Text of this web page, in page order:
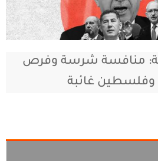
منافسة شرسة وفرص
وفلسطين غائبة